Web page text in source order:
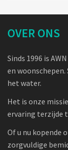
OVER ONS
Sinds 1996 is
en
het water.
Het is onze
ervaring terzijde
Of u nu kopende
zorgvuldige